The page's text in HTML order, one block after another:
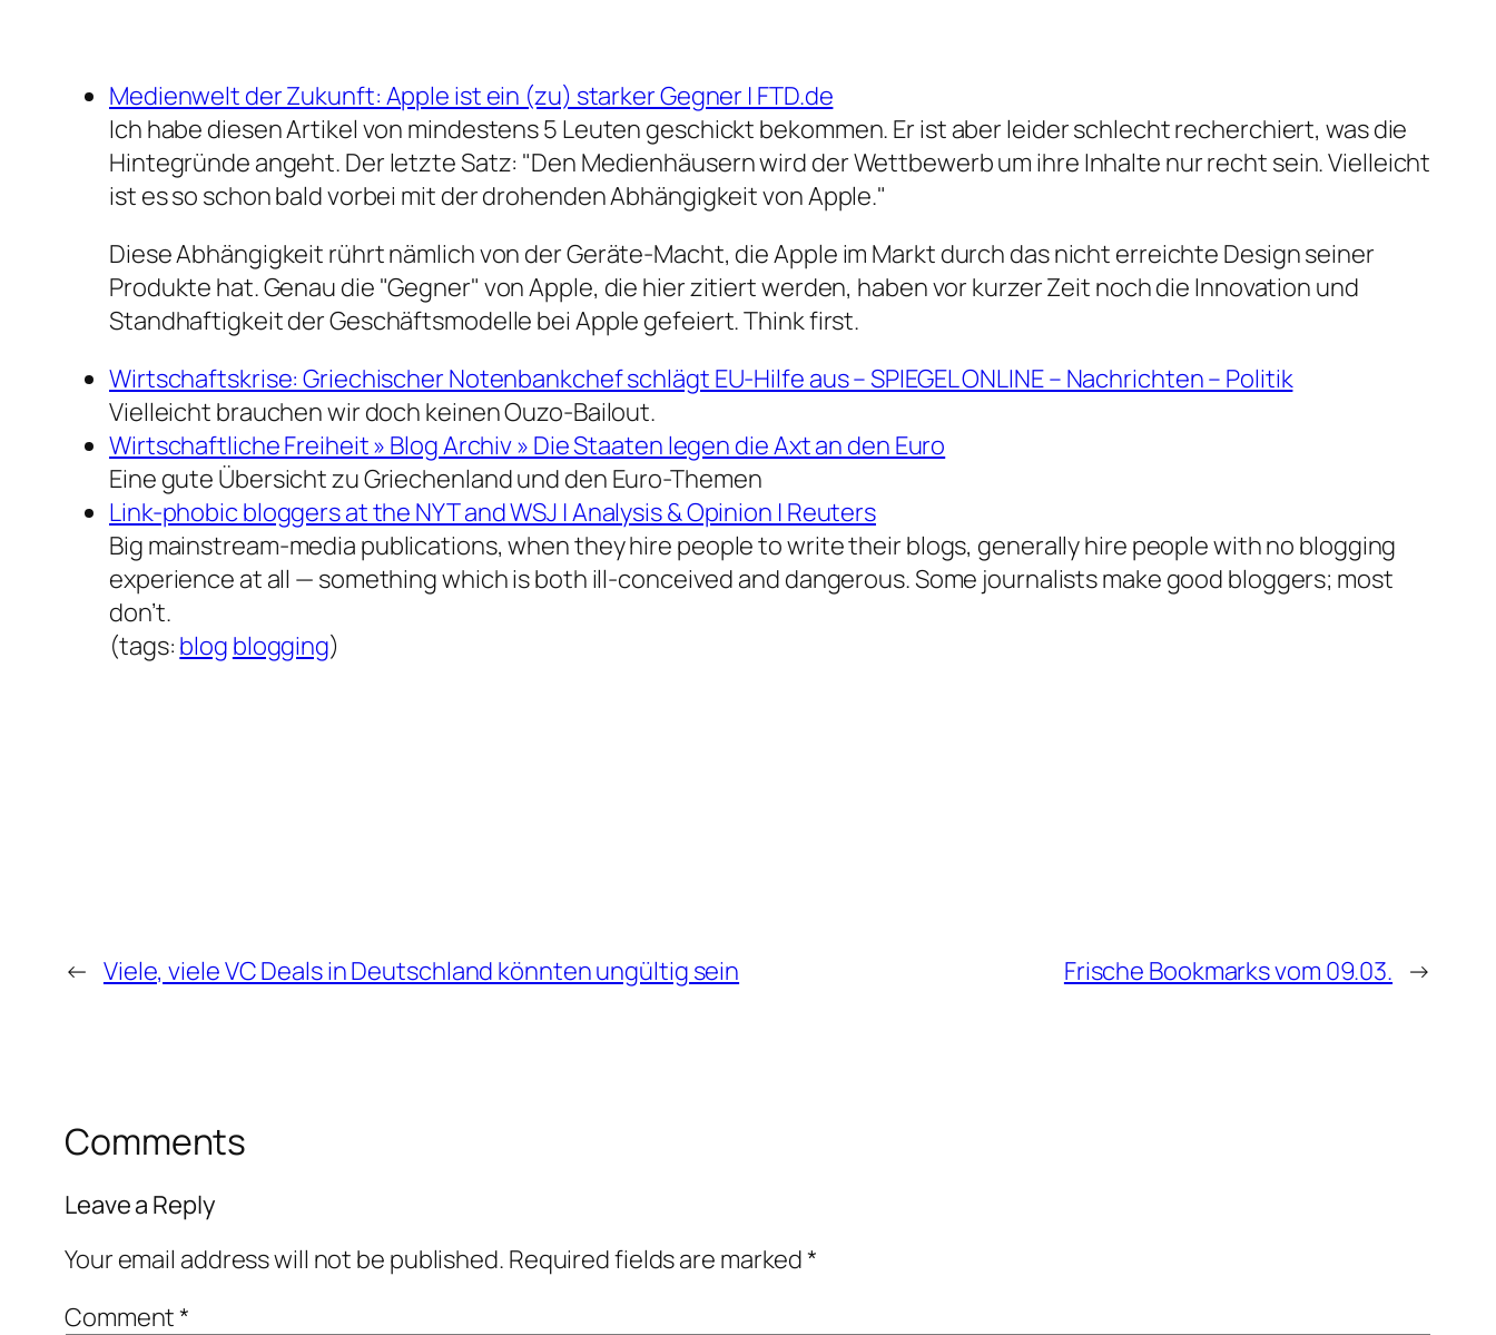
Medienwelt der Zukunft: Apple ist ein (zu) starker Gegner | FTD.de
Ich habe diesen Artikel von mindestens 5 Leuten geschickt bekommen. Er ist aber leider schlecht recherchiert, was die
Hintegründe angeht. Der letzte Satz: "Den Medienhäusern wird der Wettbewerb um ihre Inhalte nur recht sein. Vielleicht
ist es so schon bald vorbei mit der drohenden Abhängigkeit von Apple."
Diese Abhängigkeit rührt nämlich von der Geräte-Macht, die Apple im Markt durch das nicht erreichte Design seiner
Produkte hat. Genau die "Gegner" von Apple, die hier zitiert werden, haben vor kurzer Zeit noch die Innovation und
Standhaftigkeit der Geschäftsmodelle bei Apple gefeiert. Think first.
Wirtschaftskrise: Griechischer Notenbankchef schlägt EU-Hilfe aus – SPIEGEL ONLINE – Nachrichten – Politik
Vielleicht brauchen wir doch keinen Ouzo-Bailout.
Wirtschaftliche Freiheit » Blog Archiv » Die Staaten legen die Axt an den Euro
Eine gute Übersicht zu Griechenland und den Euro-Themen
Link-phobic bloggers at the NYT and WSJ | Analysis & Opinion | Reuters
Big mainstream-media publications, when they hire people to write their blogs, generally hire people with no blogging
experience at all — something which is both ill-conceived and dangerous. Some journalists make good bloggers; most
don’t.
(tags: blog blogging)
← Viele, viele VC Deals in Deutschland könnten ungültig sein Frische Bookmarks vom 09.03. →
Comments
Leave a Reply
Your email address will not be published. Required fields are marked*
Comment*